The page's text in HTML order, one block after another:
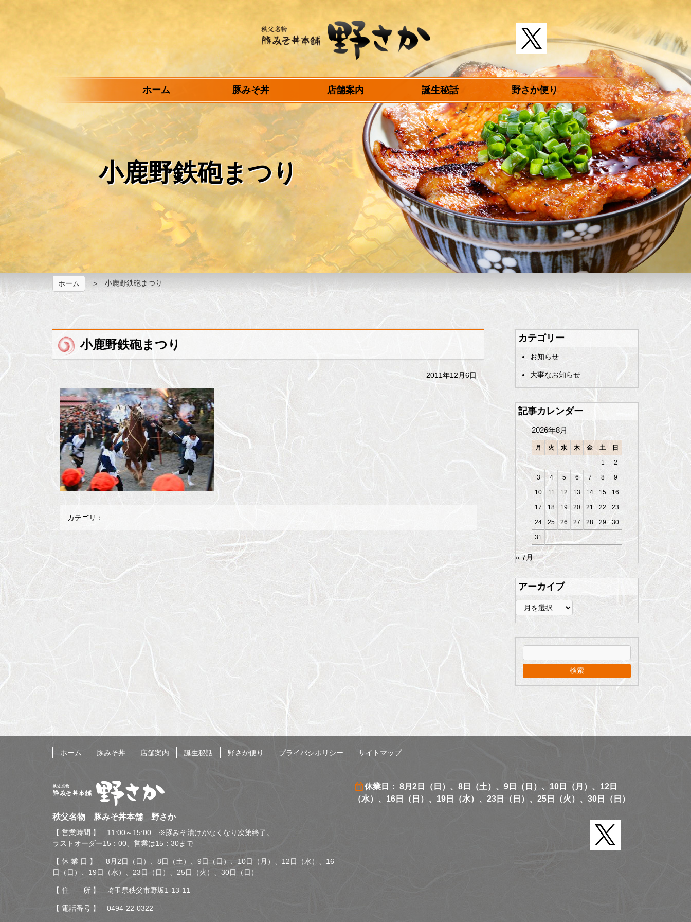
へ
ス
秩父名物 豚みそ丼
本舗 野さか
ホーム 豚みそ丼 店舗案内 誕生秘話 野さか便り
小鹿野鉄砲まつり
ホーム 小鹿野鉄砲まつり
小鹿野鉄砲まつり
2011年12月6日
カテゴリ：
メ
ペ
カテゴリー
お知らせ
大事なお知らせ
記事カレンダー
2026年8月
月 火 水 木 金 土 日
1 2
3 4 5 6 7 8 9
10 11 12 13 14 15 16
17 18 19 20 21 22 23
24 25 26 27 28 29 30
31
« 7月
アーカイブ
ア
ー
カ
イ
ブ
ホーム 豚みそ丼 店舗案内 誕生秘話 野さか便り プライバシポリシー サイトマップ
秩父名物 豚みそ丼本舗
野さか
秩父名物 豚みそ丼本舗 野さか
【 営業時間 】 11:00～15:00 ※豚みそ漬けがなくなり次第終了。
ラストオーダー15：00、営業は15：30まで
【 休 業 日 】 8月2日（日）、8日（土）、9日（日）、10日（月）、12日（水）、16
日（日）、19日（水）、23日（日）、25日（火）、30日（日）
【 住 所 】 埼玉県秩父市野坂1-13-11
【 電話番号 】 0494-22-0322
休業日： 8月2日（日）、8日（土）、9日（日）、10日（月）、12日
（水）、16日（日）、19日（水）、23日（日）、25日（火）、30日（日）